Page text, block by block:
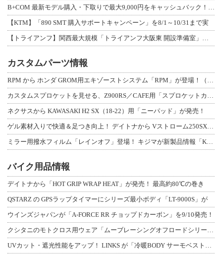
B+COM 最新モデル購入・下取りで最大9,000円をキャッシュバック！「B+F
【KTM】「890 SMT 購入サポートキャンペーン」を8/1～10/31まで実
【トライアンフ】関西最大規模「トライアンフ大阪東 開設準備室」がオープン！ 限定
カスタムパーツ情報
RPM から ホンダ GROM用エキゾーストシステム「RPM」が登場！（動画あり
カスタムスプロケットを見せる、Z900RS／CAFE用「スプロケットカバーフルキ
ネクサスから KAWASAKI H2 SX（18-22）用「ニーパッド」が発売！
ゲル素材入りで快適＆足つき向上！ デイトナから Vストローム250SX用「快適ロ
ミラー用撥水フィルム「レインオフ」登場！ キジマが新製品情報「KIJIMA NE
バイク用品情報
デイトナから「HOT GRIP WRAP HEAT」が発売！ 最高約80℃の巻き
QSTARZ の GPSラップタイマーにシリーズ最小ボディ「LT-9000S」が
ウインズジャパンが「A-FORCE RR チョップドカーボン」を9/10発売！
クシタニのモトクロス用ウェア「ムーブレーシングオフロードシリーズ」3アイテムが登
UVカット・遮光性能をアップ！ LINKS が「冷暖BODY サーモベスト」改良